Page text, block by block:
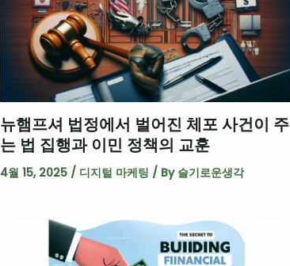
뉴햄프셔 법정에서 벌어진 체포 사건이 주
는 법 집행과 이민 정책의 교훈
4월 15, 2025 / 디지털 마케팅 / By 슬기로운생각